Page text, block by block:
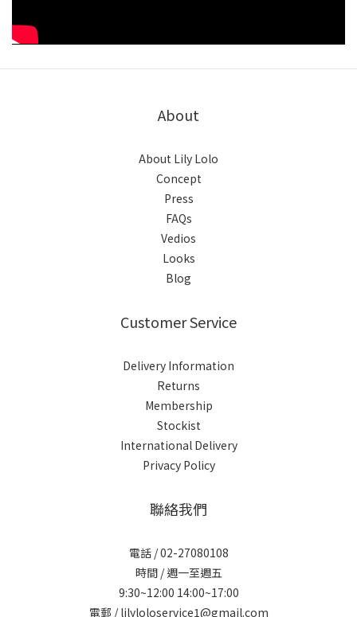
About
About Lily Lolo
Concept
Press
FAQs
Vedios
Looks
Blog
Customer Service
Delivery Information
Returns
Membership
Stockist
International Delivery
Privacy Policy
聯絡我們
電話 / 02-27080108
時間 / 週一至週五
9:30~12:00 14:00~17:00
電郵 / lilyloloservice1@gmail.com